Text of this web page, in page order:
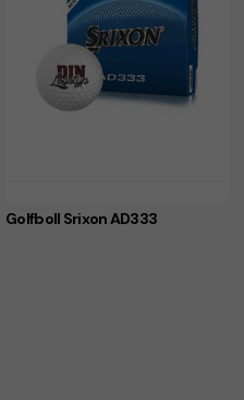
Golfboll Srixon AD333